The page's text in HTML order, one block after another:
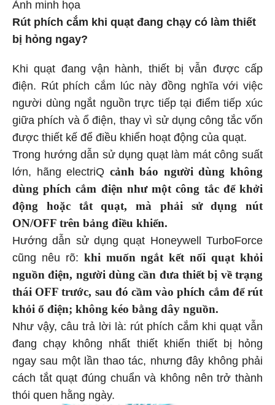
Ảnh minh họa
Rút phích cắm khi quạt đang chạy có làm thiết
bị hỏng ngay?
Khi quạt đang vận hành, thiết bị vẫn được cấp
điện. Rút phích cắm lúc này đồng nghĩa với việc
người dùng ngắt nguồn trực tiếp tại điểm tiếp xúc
giữa phích và ổ điện, thay vì sử dụng công tắc vốn
được thiết kế để điều khiển hoạt động của quạt.
Trong hướng dẫn sử dụng quạt làm mát công suất
lớn, hãng electriQ cảnh báo người dùng không
dùng phích cắm điện như một công tắc để khởi
động hoặc tắt quạt, mà phải sử dụng nút
ON/OFF trên bảng điều khiển.
Hướng dẫn sử dụng quạt Honeywell TurboForce
cũng nêu rõ: khi muốn ngắt kết nối quạt khỏi
nguồn điện, người dùng cần đưa thiết bị về trạng
thái OFF trước, sau đó cầm vào phích cắm để rút
khỏi ổ điện; không kéo bằng dây nguồn.
Như vậy, câu trả lời là: rút phích cắm khi quạt vẫn
đang chạy không nhất thiết khiến thiết bị hỏng
ngay sau một lần thao tác, nhưng đây không phải
cách tắt quạt đúng chuẩn và không nên trở thành
thói quen hằng ngày.